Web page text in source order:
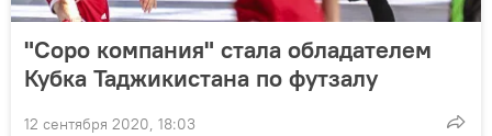
"Соро компания" стала обладателем
Кубка Таджикистана по футзалу
12 сентября 2020, 18:03